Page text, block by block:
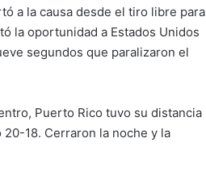
a la causa desde el tiro libre para
la oportunidad a Estados Unidos
segundos que paralizaron el
Puerto Rico tuvo su distancia
18. Cerraron la noche y la